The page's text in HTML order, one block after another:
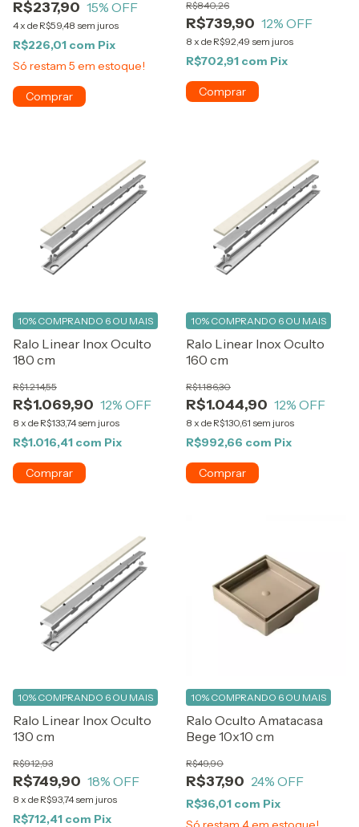
R$237,90 15% OFF
4 x de R$59,48 sem juros
R$226,01 com Pix
Só restam 5 em estoque!
Comprar
R$739,90
R$840,26
12% OFF
8 x de R$92,49 sem juros
R$702,91 com Pix
Ralo Linear Inox Oculto
180 cm
R$1.069,90
R$1.214,55
12% OFF
8 x de R$133,74 sem juros
10% COMPRANDO 6 OU MAIS
R$1.016,41 com Pix
Ralo Linear Inox Oculto
160 cm
R$1.044,90
R$1.186,30
12% OFF
8 x de R$130,61 sem juros
10% COMPRANDO 6 OU MAIS
R$992,66 com Pix
Ralo Linear Inox Oculto
130 cm
R$749,90
R$912,93
18% OFF
8 x de R$93,74 sem juros
10% COMPRANDO 6 OU MAIS
R$712,41 com Pix
Ralo Oculto Amatacasa
Bege 10x10 cm
R$37,90
R$49,90
24% OFF
10% COMPRANDO 6 OU MAIS
R$36,01 com Pix